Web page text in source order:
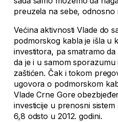
preuzela na sebe, odnosno
Većina aktivnosti Vlade do
podmorskog kabla je išla u
investitora, pa smatramo
da je i u samom
zaštićen. Čak i tokom
ugovora o podmorskom
Vlade Crne Gore
investicije u prenosni
6,8 odsto u 2012. godini.